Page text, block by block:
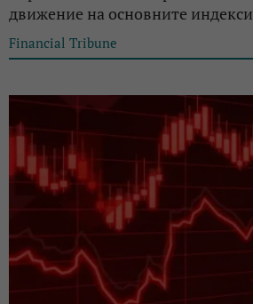
движение на основните индекси
Financial Tribune